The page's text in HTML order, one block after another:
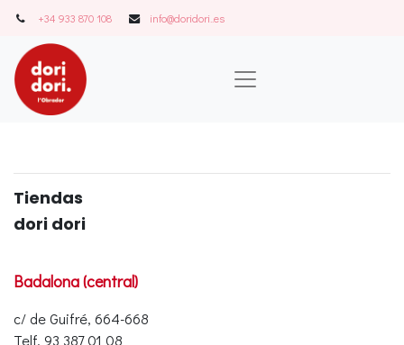
+34 933 870 108 info@doridori..es
Tiendas
dori dori
Badalona (central)
c/ de Guifré, 664-668
Telf. 93 387 01 08